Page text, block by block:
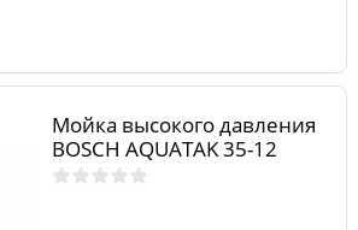
Мойка высокого давления
BOSCH AQUATAK 35-12